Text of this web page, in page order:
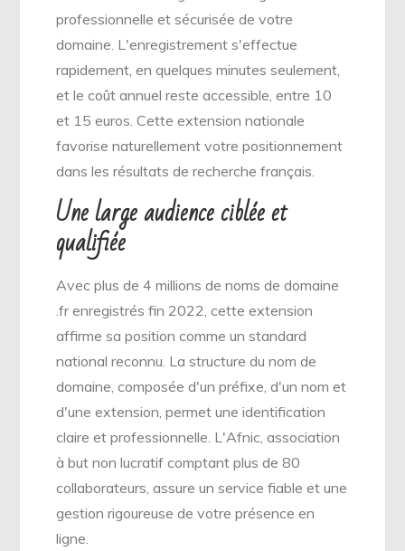
professionnelle et sécurisée de votre
domaine. L'enregistrement s'effectue
rapidement, en quelques minutes seulement,
et le coût annuel reste accessible, entre 10
et 15 euros. Cette extension nationale
favorise naturellement votre positionnement
dans les résultats de recherche français.
Une large audience ciblée et
qualifiée
Avec plus de 4 millions de noms de domaine
.fr enregistrés fin 2022, cette extension
affirme sa position comme un standard
national reconnu. La structure du nom de
domaine, composée d'un préfixe, d'un nom et
d'une extension, permet une identification
claire et professionnelle. L'Afnic, association
à but non lucratif comptant plus de 80
collaborateurs, assure un service fiable et une
gestion rigoureuse de votre présence en
ligne.